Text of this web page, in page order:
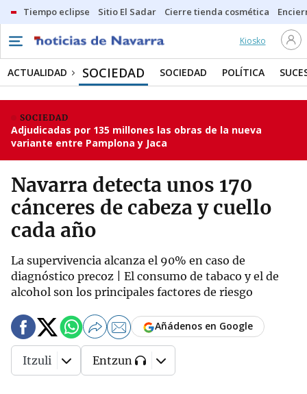
Tiempo eclipse Sitio El Sadar Cierre tienda cosmética
Kiosko
ACTUALIDAD SOCIEDAD SOCIEDAD POLÍTICA
SOCIEDAD
Adjudicadas por 135 millones las obras de la nueva
variante entre Pamplona y Jaca
Navarra detecta unos 170
cánceres de cabeza y cuello
cada año
La supervivencia alcanza el 90% en caso de
diagnóstico precoz | El consumo de tabaco y el de
alcohol son los principales factores de riesgo
Añádenos en Google
Itzuli Entzun